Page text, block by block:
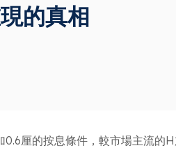
的真相
厘的按息條件，較市場主流的